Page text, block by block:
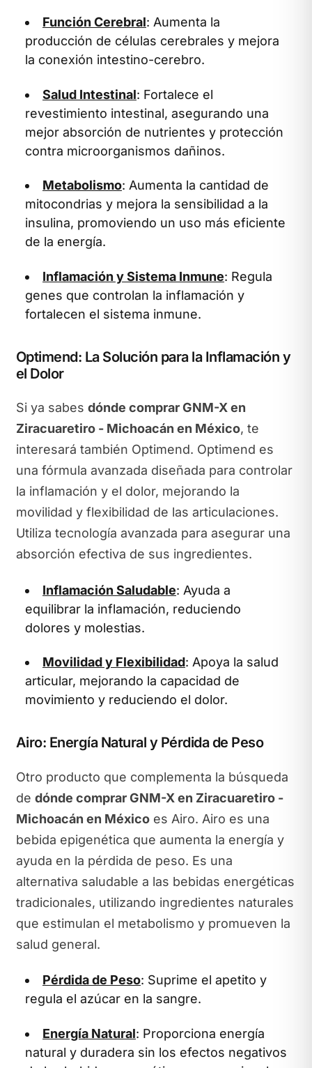
Función Cerebral: Aumenta la
producción de células cerebrales y mejora
la conexión intestino-cerebro.
Salud Intestinal: Fortalece el
revestimiento intestinal, asegurando una
mejor absorción de nutrientes y protección
contra microorganismos dañinos.
Metabolismo: Aumenta la cantidad de
mitocondrias y mejora la sensibilidad a la
insulina, promoviendo un uso más eficiente
de la energía.
Inflamación y Sistema Inmune: Regula
genes que controlan la inflamación y
fortalecen el sistema inmune.
Optimend: La Solución para la Inflamación y
el Dolor
Si ya sabes dónde comprar GNM-X en
Ziracuaretiro - Michoacán en México, te
interesará también Optimend. Optimend es
una fórmula avanzada diseñada para controlar
la inflamación y el dolor, mejorando la
movilidad y flexibilidad de las articulaciones.
Utiliza tecnología avanzada para asegurar una
absorción efectiva de sus ingredientes.
Inflamación Saludable: Ayuda a
equilibrar la inflamación, reduciendo
dolores y molestias.
Movilidad y Flexibilidad: Apoya la salud
articular, mejorando la capacidad de
movimiento y reduciendo el dolor.
Airo: Energía Natural y Pérdida de Peso
Otro producto que complementa la búsqueda
de dónde comprar GNM-X en Ziracuaretiro -
Michoacán en Méxicoes Airo. Airo es una
bebida epigenética que aumenta la energía y
ayuda en la pérdida de peso. Es una
alternativa saludable a las bebidas energéticas
tradicionales, utilizando ingredientes naturales
que estimulan el metabolismo y promueven la
salud general.
Pérdida de Peso: Suprime el apetito y
regula el azúcar en la sangre.
Energía Natural: Proporciona energía
natural y duradera sin los efectos negativos